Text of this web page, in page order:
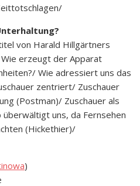
von Harald Hillgärtners
erzeugt der Apparat
Wie adressiert uns das
zentriert/ Zuschauer
(Postman)/ Zuschauer als
uns, da Fernsehen
(Hickethier)/
)